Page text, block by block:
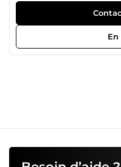
performance 📈. J'ai
communication, gestion
pour garantir des
objectif est clair :
En